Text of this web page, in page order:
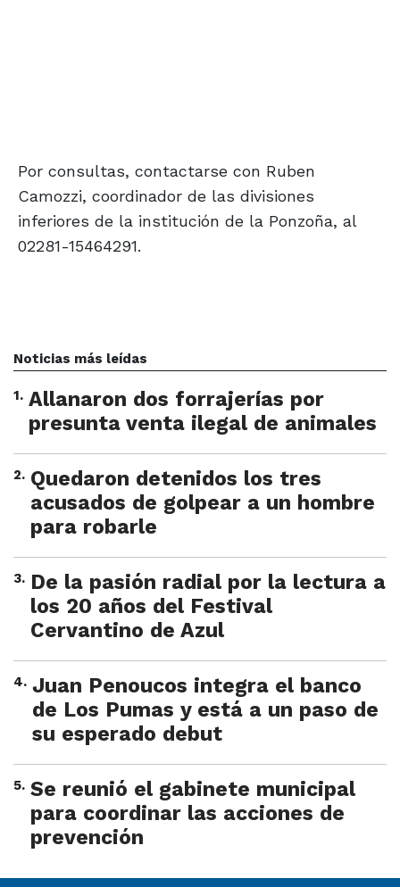
Por consultas, contactarse con Ruben
Camozzi, coordinador de las divisiones
inferiores de la institución de la Ponzoña, al
02281-15464291.
Noticias más leídas
1. Allanaron dos forrajerías por
presunta venta ilegal de animales
2. Quedaron detenidos los tres
acusados de golpear a un hombre
para robarle
3. De la pasión radial por la lectura a
los 20 años del Festival
Cervantino de Azul
4. Juan Penoucos integra el banco
de Los Pumas y está a un paso de
su esperado debut
5. Se reunió el gabinete municipal
para coordinar las acciones de
prevención